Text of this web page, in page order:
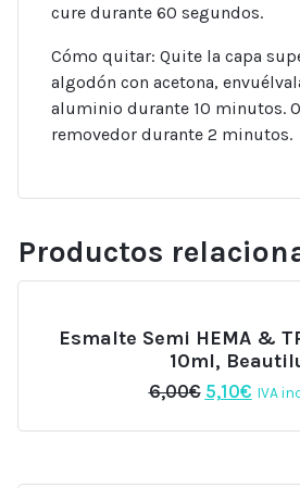
cure durante 60 segundos.
Cómo quitar: Quite la capa
algodón con acetona,
aluminio durante 10 minutos.
removedor durante 2 minutos.
Productos
Esmalte Semi HEMA &
10ml,
6,00€ El
original
5,10€ElIVA